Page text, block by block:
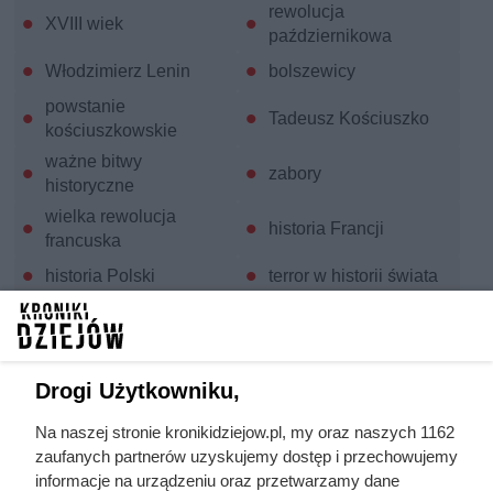
XVIII wiek
rewolucja
październikowa
Włodzimierz Lenin
bolszewicy
powstanie
kościuszkowskie
Tadeusz Kościuszko
ważne bitwy
historyczne
zabory
wielka rewolucja
francuska
historia Francji
historia Polski
terror w historii świata
historia Rosji
historyczne
kontrowersje
przyczyny ważnych
wydarzeń
skutki ważnych
wydarzeń
Drogi Użytkowniku,
Na naszej stronie kronikidziejow.pl, my oraz naszych 1162
zaufanych partnerów uzyskujemy dostęp i przechowujemy
informacje na urządzeniu oraz przetwarzamy dane